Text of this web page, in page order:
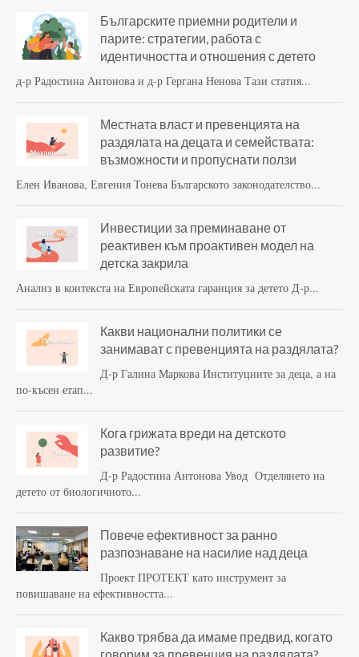
Българските приемни родители и
парите: стратегии, работа с
идентичността и отношения с детето
д-р Радостина Антонова и д-р Гергана Ненова Тази статия...
Местната власт и превенцията на
раздялата на децата и семействата:
възможности и пропуснати ползи
Елен Иванова, Евгения Тонева Българското законодателство...
Инвестиции за преминаване от
реактивен към проактивен модел на
детска закрила
Анализ в контекста на Европейската гаранция за детето Д-р...
Какви национални политики се
занимават с превенцията на раздялата?
Д-р Галина Маркова Институциите за деца, а на
по-късен етап...
Кога грижата вреди на детското
развитие?
Д-р Радостина Антонова Увод Отделянето на
детето от биологичното...
Повече ефективност за ранно
разпознаване на насилие над деца
Проект ПРОТЕКТ като инструмент за
повишаване на ефективността...
Какво трябва да имаме предвид, когато
говорим за превенция на раздялата?